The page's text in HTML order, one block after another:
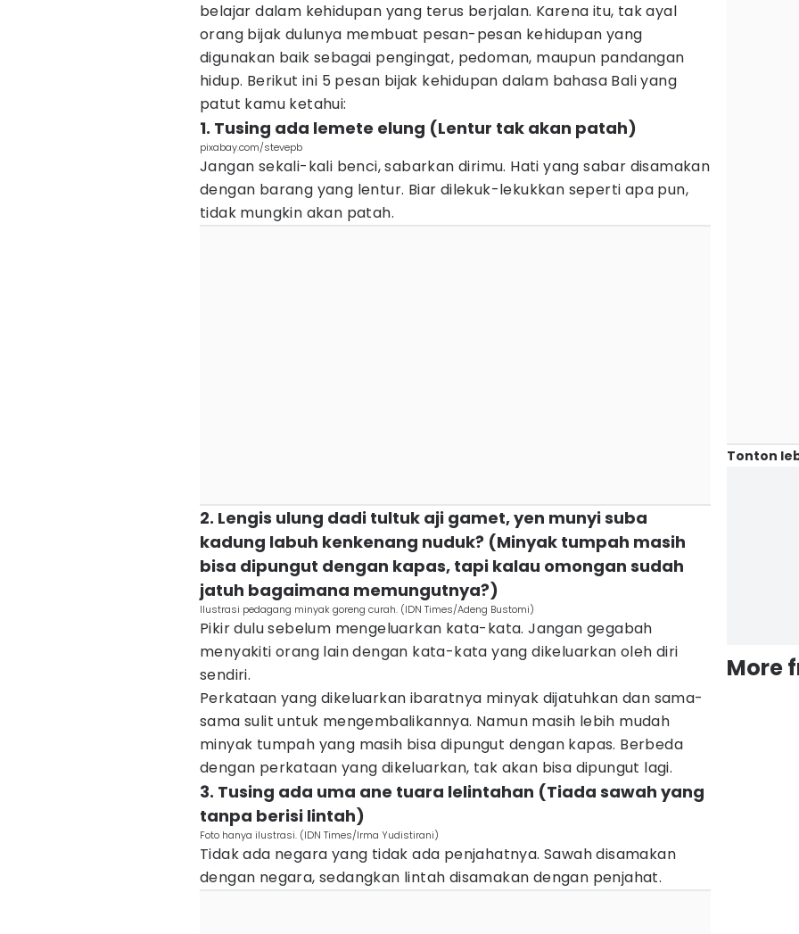
belajar dalam kehidupan yang terus berjalan. Karena itu, tak ayal
orang bijak dulunya membuat pesan-pesan kehidupan yang
digunakan baik sebagai pengingat, pedoman, maupun pandangan
hidup. Berikut ini 5 pesan bijak kehidupan dalam bahasa Bali yang
patut kamu ketahui:
1. Tusing ada lemete elung (Lentur tak akan patah)
pixabay.com/stevepb
Jangan sekali-kali benci, sabarkan dirimu. Hati yang sabar disamakan
dengan barang yang lentur. Biar dilekuk-lekukkan seperti apa pun,
tidak mungkin akan patah.
2. Lengis ulung dadi tultuk aji gamet, yen munyi suba
kadung labuh kenkenang nuduk? (Minyak tumpah masih
bisa dipungut dengan kapas, tapi kalau omongan sudah
jatuh bagaimana memungutnya?)
Ilustrasi pedagang minyak goreng curah. (IDN Times/Adeng Bustomi)
Pikir dulu sebelum mengeluarkan kata-kata. Jangan gegabah
menyakiti orang lain dengan kata-kata yang dikeluarkan oleh diri
sendiri.
Perkataan yang dikeluarkan ibaratnya minyak dijatuhkan dan sama-
sama sulit untuk mengembalikannya. Namun masih lebih mudah
minyak tumpah yang masih bisa dipungut dengan kapas. Berbeda
dengan perkataan yang dikeluarkan, tak akan bisa dipungut lagi.
3. Tusing ada uma ane tuara lelintahan (Tiada sawah yang
tanpa berisi lintah)
Foto hanya ilustrasi. (IDN Times/Irma Yudistirani)
Tidak ada negara yang tidak ada penjahatnya. Sawah disamakan
dengan negara, sedangkan lintah disamakan dengan penjahat.
Tonton
More